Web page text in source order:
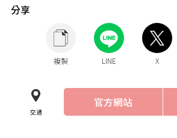
分享
複製 LINE X
交通
官方網站